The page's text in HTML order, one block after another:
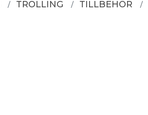
TROLLING TILLBEHÖR